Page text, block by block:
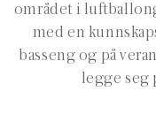
området i
med en
basseng og på
legge seg